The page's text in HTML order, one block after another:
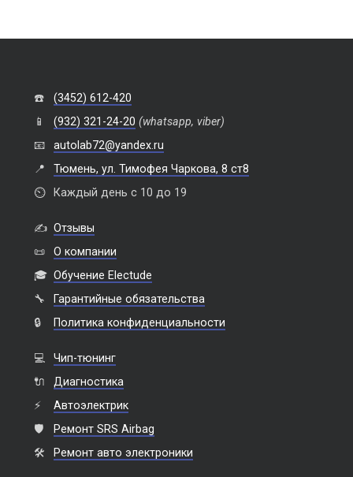
☎️
(3452) 612-420
📱
(932) 321-24-20 (whatsapp, viber)
📧
autolab72@yandex.ru
📍
Тюмень, ул. Тимофея Чаркова, 8 ст8
⏲️
Каждый день с 10 до 19
✍️ Отзывы
📜
О компании
🎓 Обучение Electude
🔧
Гарантийные обязательства
🔒
Политика конфиденциальности
💻
Чип-тюнинг
🔌
Диагностика
⚡
Автоэлектрик
🛡️
Ремонт SRS Airbag
🛠️
Ремонт авто электроники